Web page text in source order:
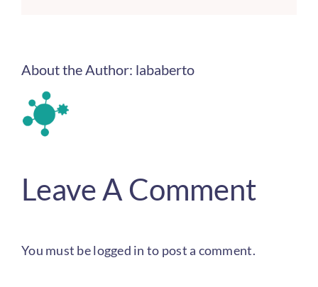
About the Author: lababerto
Leave A Comment
You must belogged in to post a comment.